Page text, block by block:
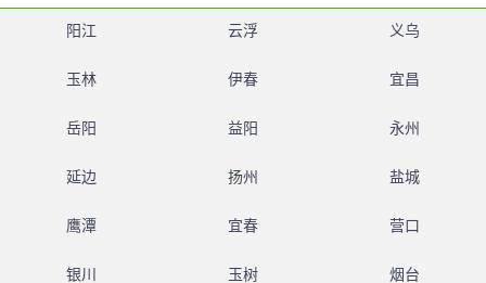
阳江 云浮 义乌
玉林 伊春 宜昌
岳阳 益阳 永州
延边 扬州 盐城
鹰潭 宜春 营口
银川 玉树 烟台